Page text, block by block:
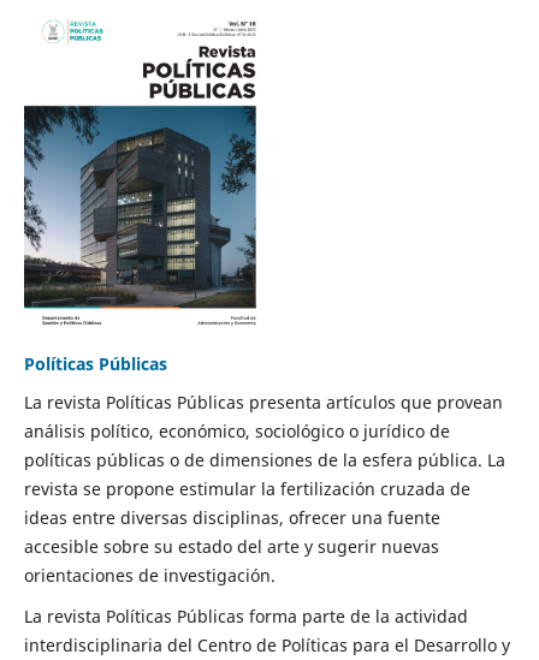
Políticas Públicas
La revista Políticas Públicas presenta artículos que provean
análisis político, económico, sociológico o jurídico de
políticas públicas o de dimensiones de la esfera pública. La
revista se propone estimular la fertilización cruzada de
ideas entre diversas disciplinas, ofrecer una fuente
accesible sobre su estado del arte y sugerir nuevas
orientaciones de investigación.
La revista Políticas Públicas forma parte de la actividad
interdisciplinaria del Centro de Políticas para el Desarrollo y